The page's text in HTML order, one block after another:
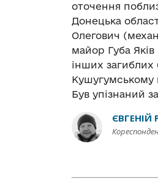
оточення
Донецька
Олегович
майор Губа
інших загиблих
Кушугумському
Був упізнаний